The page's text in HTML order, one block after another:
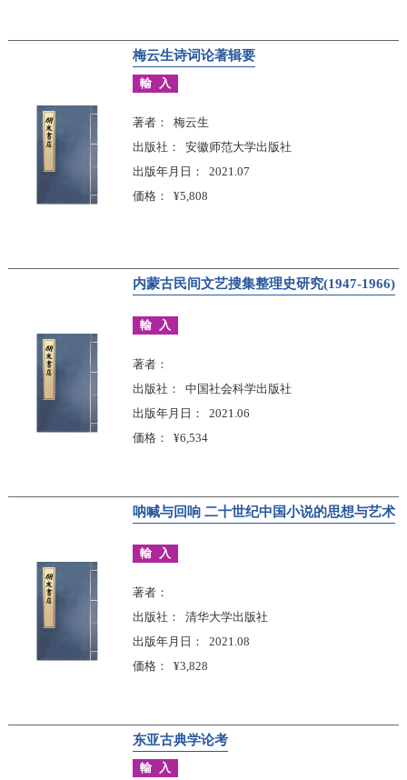
梅云生诗词论著辑要
輸入
著者
梅云生
出版社
安徽师范大学出版社
出版年月日
2021.07
価格
¥5,808
内蒙古民间文艺搜集整理史研究(1947-1966)
輸入
著者
出版社
中国社会科学出版社
出版年月日
2021.06
価格
¥6,534
呐喊与回响 二十世纪中国小说的思想与艺术
輸入
著者
出版社
清华大学出版社
出版年月日
2021.08
価格
¥3,828
东亚古典学论考
輸入